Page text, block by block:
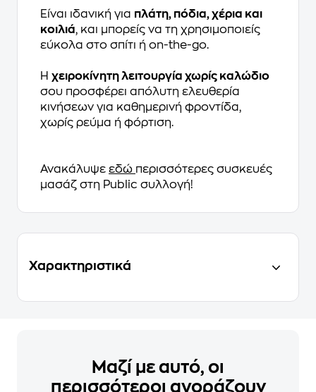
Είναι ιδανική για πλάτη, πόδια, χέρια και
κοιλιά, και μπορείς να τη χρησιμοποιείς
εύκολα στο σπίτι ή on-the-go.
Η χειροκίνητη λειτουργία χωρίς καλώδιο
σου προσφέρει απόλυτη ελευθερία
κινήσεων για καθημερινή φροντίδα,
χωρίς ρεύμα ή φόρτιση.
Ανακάλυψε εδώ περισσότερες συσκευές
μασάζ στη Public συλλογή!
Χαρακτηριστικά
Μαζί με αυτό, οι
περισσότεροι αγοράζουν